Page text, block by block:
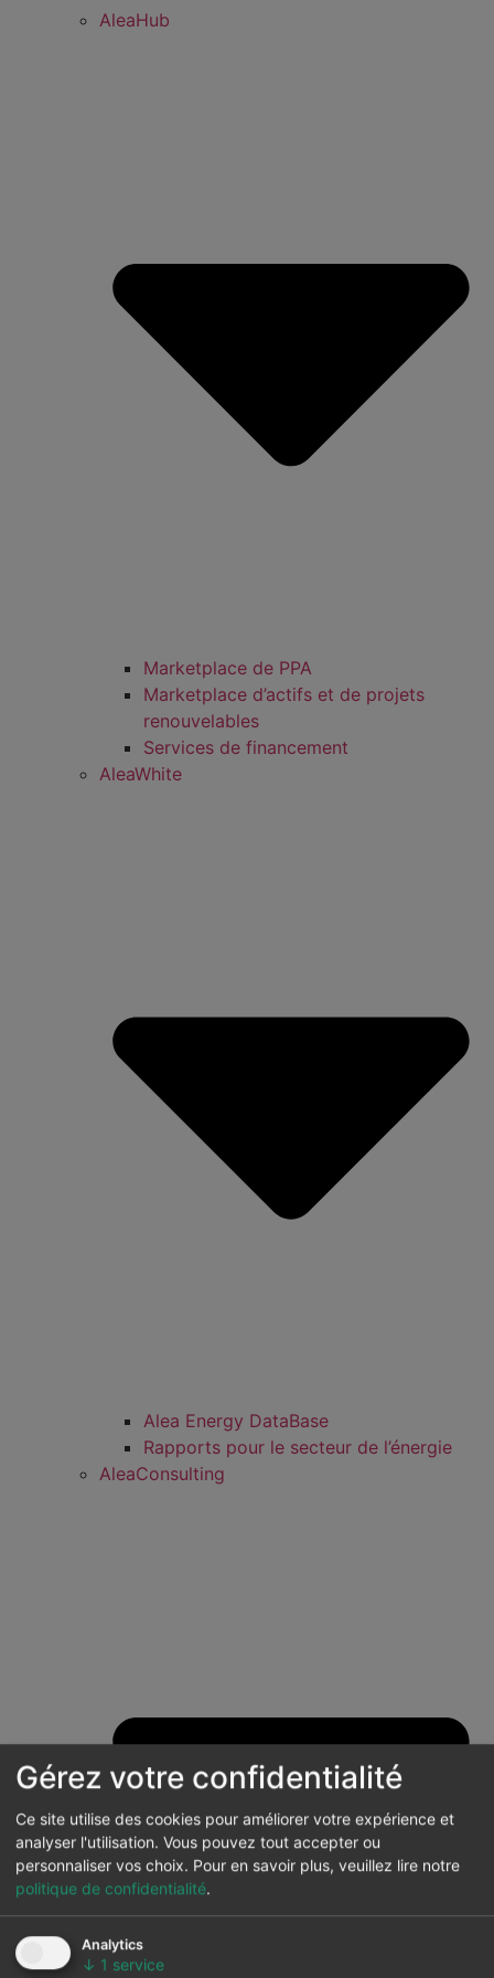
AleaHub
Marketplace de PPA
Marketplace d’actifs et de projets
renouvelables
Services de financement
AleaWhite
Alea Energy DataBase
Rapports pour le secteur de l’énergie
AleaConsulting
Gérez votre confidentialité
Ce site utilise des cookies pour améliorer votre expérience et
analyser l'utilisation. Vous pouvez tout accepter ou
personnaliser vos choix. Pour en savoir plus, veuillez lire notre
politique de confidentialité.
Analytics
↓ 1 service